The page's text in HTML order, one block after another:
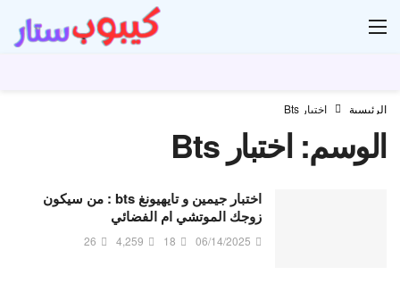
الرئيسية اختبار Bts
الوسم:اختبار Bts
اختبار جيمين و تايهيونغ bts : من سيكون
زوجك الموتشي ام الفضائي
06/14/2025
18
4,259
26